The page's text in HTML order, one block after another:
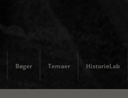
Bøger Temaer HistorieLab